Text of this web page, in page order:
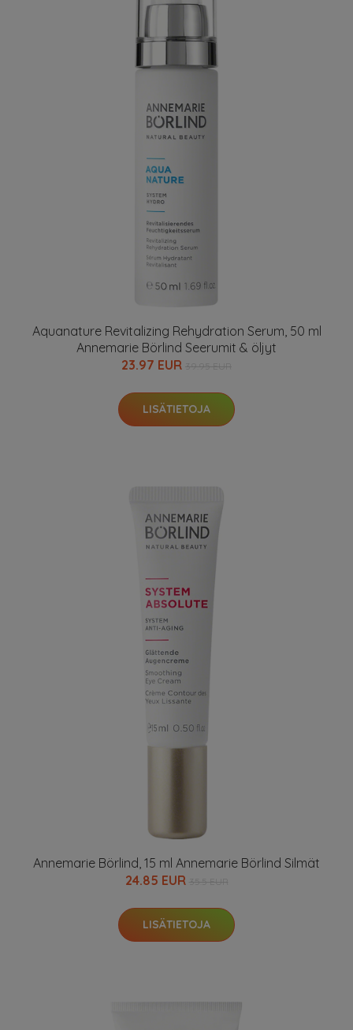
Aquanature Revitalizing Rehydration Serum, 50 ml
Annemarie Börlind Seerumit & öljyt
23.97 EUR
LISÄTIETOJA
Annemarie Börlind, 15 ml Annemarie Börlind Silmät
24.85 EUR
LISÄTIETOJA